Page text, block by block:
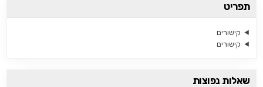
תפריט
קישורים
קישורים
שאלות נפוצות